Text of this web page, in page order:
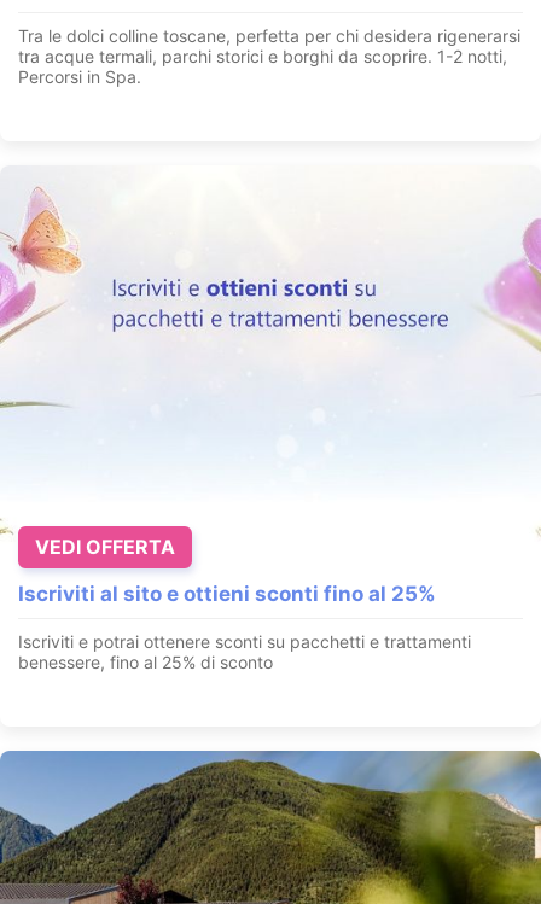
Tra le dolci colline toscane, perfetta per chi desidera rigenerarsi
tra acque termali, parchi storici e borghi da scoprire. 1-2 notti,
Percorsi in Spa.
Iscriviti al sito e ottieni sconti fino al 25%
Iscriviti e potrai ottenere sconti su pacchetti e trattamenti
benessere, fino al 25% di sconto
VEDI OFFERTA